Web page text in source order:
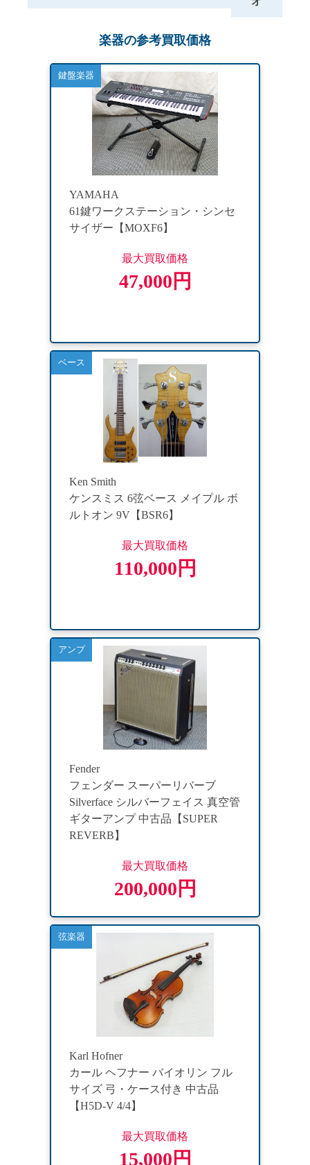
楽器の参考買取価格
鍵盤楽器
YAMAHA
61鍵ワークステーション・シンセ
サイザー【MOXF6】
最大買取価格
47,000円
ベース
Ken Smith
ケンスミス 6弦ベース メイプル ボ
ルトオン 9V【BSR6】
最大買取価格
110,000円
アンプ
Fender
フェンダー スーパーリバーブ
Silverface シルバーフェイス 真空管
ギターアンプ 中古品【SUPER
REVERB】
最大買取価格
200,000円
弦楽器
Karl Hofner
カール ヘフナー バイオリン フル
サイズ 弓・ケース付き 中古品
【H5D-V 4/4】
最大買取価格
15,000円